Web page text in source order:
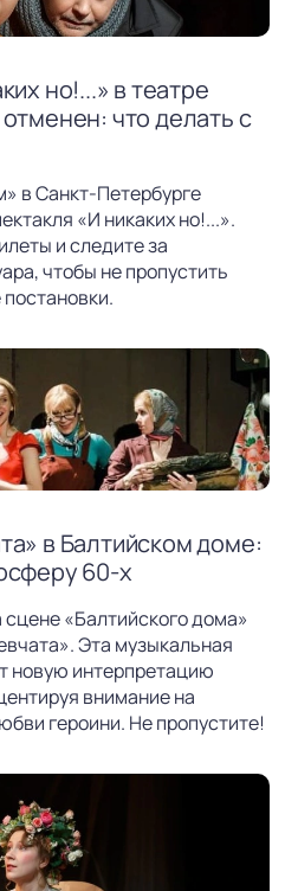
но!...» в театре
что делать с
в Санкт-Петербурге
«И никаких но!...».
и следите за
чтобы не пропустить
в Балтийском доме:
60-х
«Балтийского дома»
Эта музыкальная
новую интерпретацию
внимание на
героини. Не пропустите!